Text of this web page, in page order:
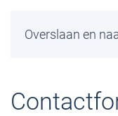
Overslaan en